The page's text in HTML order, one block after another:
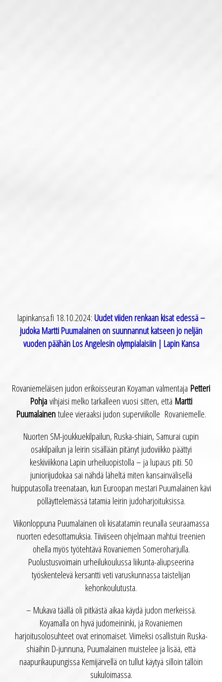
lapinkansa.fi 18.10.2024: Uudet viiden renkaan kisat edessä –
judoka Martti Puumalainen on suunnannut katseen jo neljän
vuoden päähän Los Angelesin olympialaisiin | Lapin Kansa
Rovaniemeläisen judon erikoisseuran Koyaman valmentaja Petteri
Pohjavihjaisi melko tarkalleen vuosi sitten, että Martti
Puumalainentulee vieraaksi judon superviikolle Rovaniemelle.
Nuorten SM-joukkuekilpailun, Ruska-shiain, Samurai cupin
osakilpailun ja leirin sisällään pitänyt judoviikko päättyi
keskiviikkona Lapin urheiluopistolla – ja lupaus piti. 50
juniorijudokaa sai nähdä läheltä miten kansainvälisellä
huipputasolla treenataan, kun Euroopan mestari Puumalainen kävi
pölläyttelemässä tatamia leirin judoharjoituksissa.
Viikonloppuna Puumalainen oli kisatatamin reunalla seuraamassa
nuorten edesottamuksia. Tiiviiseen ohjelmaan mahtui treenien
ohella myös työtehtävä Rovaniemen Someroharjulla.
Puolustusvoimain urheilukoulussa liikunta-aliupseerina
työskentelevä kersantti veti varuskunnassa taistelijan
kehonkoulutusta.
– Mukava täällä oli pitkästä aikaa käydä judon merkeissä.
Koyamalla on hyvä judomeininki, ja Rovaniemen
harjoitusolosuhteet ovat erinomaiset. Viimeksi osallistuin Ruska-
shiaihin D-junnuna, Puumalainen muistelee ja lisää, että
naapurikaupungissa Kemijärvellä on tullut käytyä silloin tällöin
sukuloimassa.